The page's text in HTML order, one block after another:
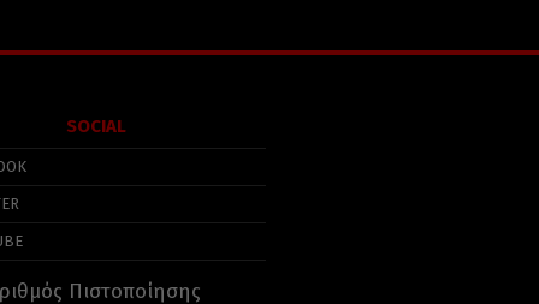
SOCIAL
Πιστοποίησης